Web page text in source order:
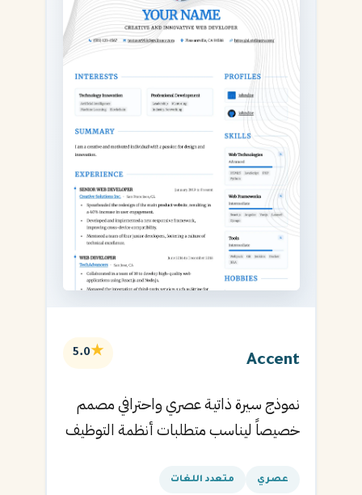
Accent
★
5.0
نموذج سيرة ذاتية عصري واحترافي مصمم
خصيصاً ليناسب متطلبات أنظمة التوظيف
القادمة.
عصري متعدد اللغات